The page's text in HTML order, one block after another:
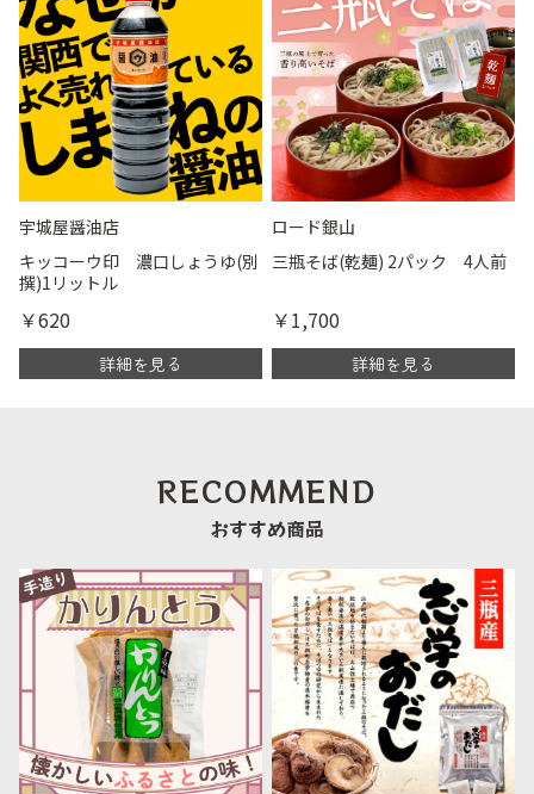
宇城屋醤油店
キッコーウ印 濃口しょうゆ(別
撰)1リットル
￥620
詳細を見る
ロード銀山
三瓶そば(乾麺) 2パック 4人前
￥1,700
詳細を見る
RECOMMEND
おすすめ商品